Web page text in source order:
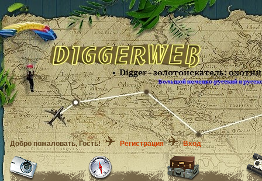
Добро пожаловать, Гость! Регистрация Вход